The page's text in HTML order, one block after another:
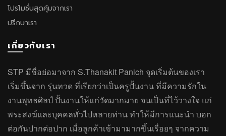
โปรโมชั่นสุดคุ้มจากเรา
ปรึกษาเรา
เกี่ยวกับเรา
STP มีชื่อย่อมาจาก S.Thanakit Panich จุดเริ่มต้นของเรา
เริ่มขึ้นจาก รุ่นทวด ที่เรียกว่าเป็นครูปั้นงาน ที่มีความรักใน
งานพุทธศิลป์ ปั้นงานให้แก่วัดมากมาย จนเป็นที่ไว้วางใจ แก่
พระสงฆ์และบุคคลทั่วไปหลายท่าน ทำให้มีการแนะนำ บอก
ต่อกันปากต่อปาก เมื่อลูกค้าเข้ามามากขึ้นเรื่อยๆ จากความ